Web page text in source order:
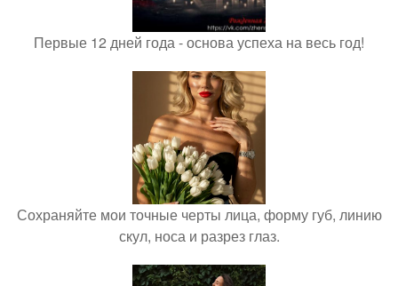
Первые 12 дней года - основа успеха на весь год!
Сохраняйте мои точные черты лица, форму губ, линию
скул, носа и разрез глаз.